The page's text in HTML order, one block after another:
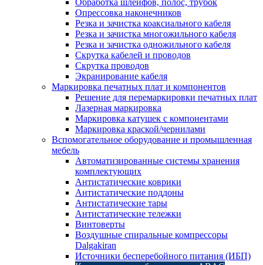
Обработка шлейфов, полос, трубок
Опрессовка наконечников
Резка и зачистка коаксиального кабеля
Резка и зачистка многожильного кабеля
Резка и зачистка одножильного кабеля
Скрутка кабелей и проводов
Скрутка проводов
Экранирование кабеля
Маркировка печатных плат и компонентов
Решение для перемаркировки печатных плат
Лазерная маркировка
Маркировка катушек с компонентами
Маркировка краской/чернилами
Вспомогательное оборудование и промышленная
мебель
Автоматизированные системы хранения
комплектующих
Антистатические коврики
Антистатические поддоны
Антистатические тары
Антистатические тележки
Винтоверты
Воздушные спиральные компрессоры
Dalgakiran
Источники бесперебойного питания (ИБП)